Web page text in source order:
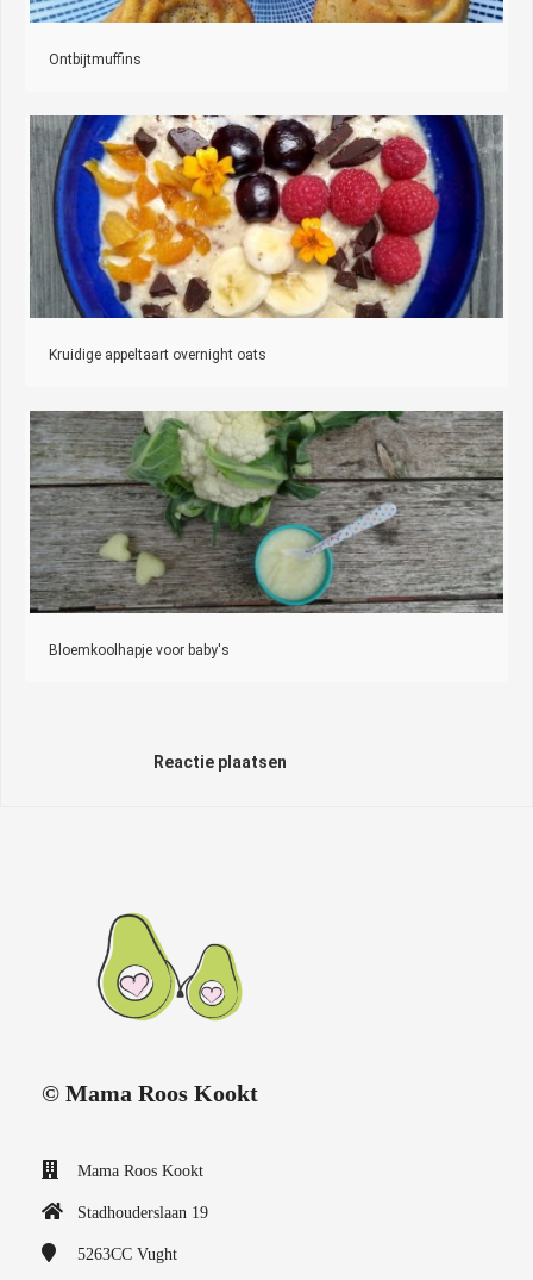
Ontbijtmuffins
Kruidige appeltaart overnight oats
Bloemkoolhapje voor baby's
Reactie plaatsen
© Mama Roos Kookt
Mama Roos Kookt
Stadhouderslaan 19
5263CC Vught